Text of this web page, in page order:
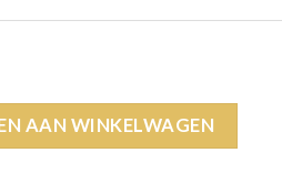
AAN WINKELWAGEN